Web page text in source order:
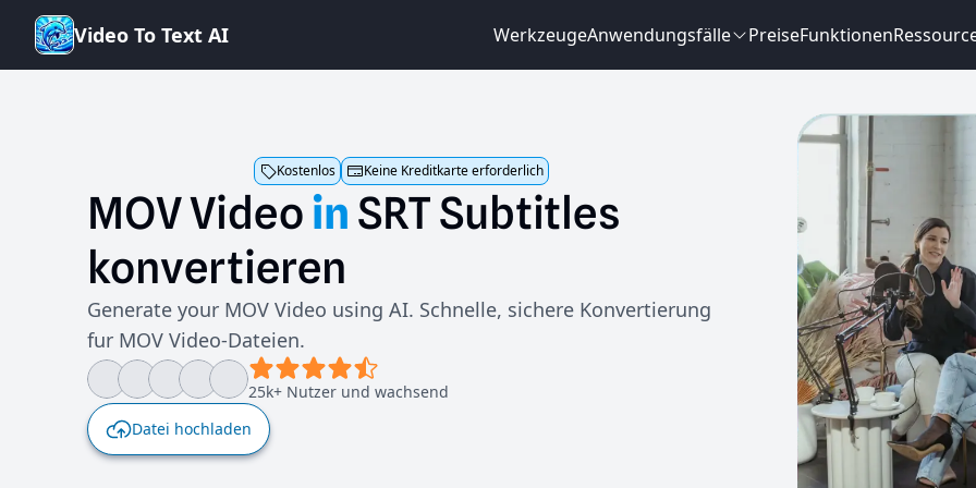
Video To Text AI WerkzeugeAnwendungsfälle PreiseFunktionen
Kostenlos Keine Kreditkarte erforderlich
MOVVideo in SRTSubtitles
konvertieren
Generate your MOV Video using AI. Schnelle, sichere Konvertierung
fur MOV Video-Dateien.
25k+ Nutzer und wachsend
Datei hochladen